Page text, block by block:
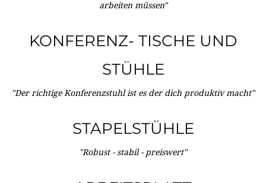
arbeiten müssen"
KONFERENZ- TISCHE UND
STÜHLE
"Der richtige Konferenzstuhl ist es der dich produktiv macht"
STAPELSTÜHLE
"Robust - stabil - preiswert"